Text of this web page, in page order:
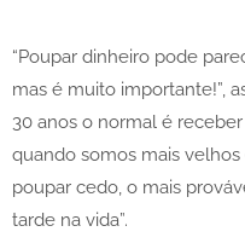
“Poupar dinheiro pode
mas é muito importante!”,
30 anos o normal é
quando somos mais
poupar cedo, o mais
tarde na vida”.